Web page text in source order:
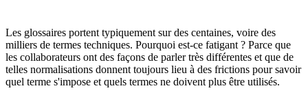
Les glossaires portent typiquement sur des centaines, voire des
milliers de termes techniques. Pourquoi est-ce fatigant ? Parce que
les collaborateurs ont des façons de parler très différentes et que de
telles normalisations donnent toujours lieu à des frictions pour savoir
quel terme s'impose et quels termes ne doivent plus être utilisés.